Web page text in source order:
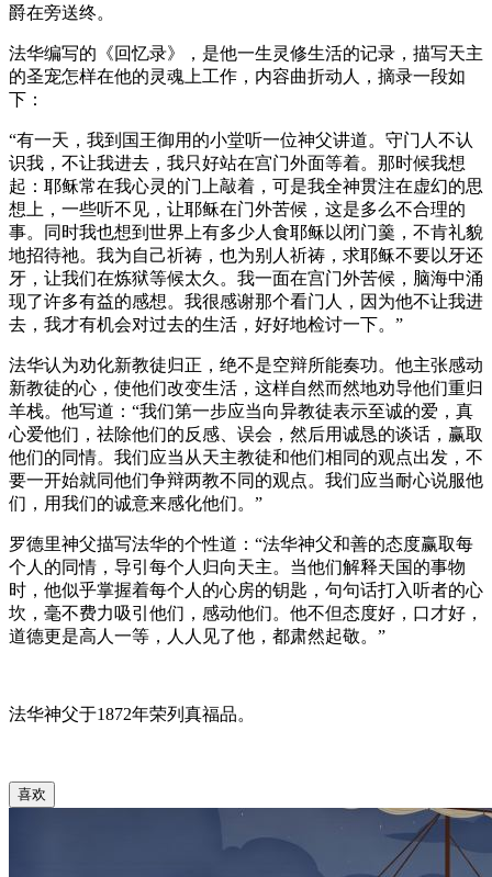
爵在旁送终。
法华编写的《回忆录》，是他一生灵修生活的记录，描写天主
的圣宠怎样在他的灵魂上工作，内容曲折动人，摘录一段如
下：
“有一天，我到国王御用的小堂听一位神父讲道。守门人不认
识我，不让我进去，我只好站在宫门外面等着。那时候我想
起：耶稣常在我心灵的门上敲着，可是我全神贯注在虚幻的思
想上，一些听不见，让耶稣在门外苦候，这是多么不合理的
事。同时我也想到世界上有多少人食耶稣以闭门羹，不肯礼貌
地招待祂。我为自己祈祷，也为别人祈祷，求耶稣不要以牙还
牙，让我们在炼狱等候太久。我一面在宫门外苦候，脑海中涌
现了许多有益的感想。我很感谢那个看门人，因为他不让我进
去，我才有机会对过去的生活，好好地检讨一下。”
法华认为劝化新教徒归正，绝不是空辩所能奏功。他主张感动
新教徒的心，使他们改变生活，这样自然而然地劝导他们重归
羊栈。他写道：“我们第一步应当向异教徒表示至诚的爱，真
心爱他们，祛除他们的反感、误会，然后用诚恳的谈话，赢取
他们的同情。我们应当从天主教徒和他们相同的观点出发，不
要一开始就同他们争辩两教不同的观点。我们应当耐心说服他
们，用我们的诚意来感化他们。”
罗德里神父描写法华的个性道：“法华神父和善的态度赢取每
个人的同情，导引每个人归向天主。当他们解释天国的事物
时，他似乎掌握着每个人的心房的钥匙，句句话打入听者的心
坎，毫不费力吸引他们，感动他们。他不但态度好，口才好，
道德更是高人一等，人人见了他，都肃然起敬。”
法华神父于1872年荣列真福品。
喜欢